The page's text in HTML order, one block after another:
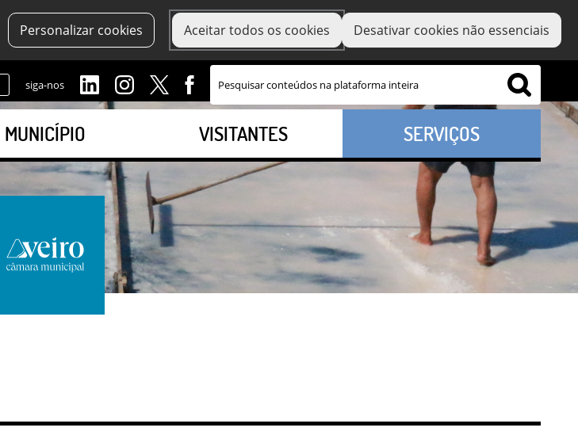
Personalizar cookies Aceitar todos os cookies Desativar cookies não essenciais
siga-nos
MUNICÍPIO VISITANTES SERVIÇOS